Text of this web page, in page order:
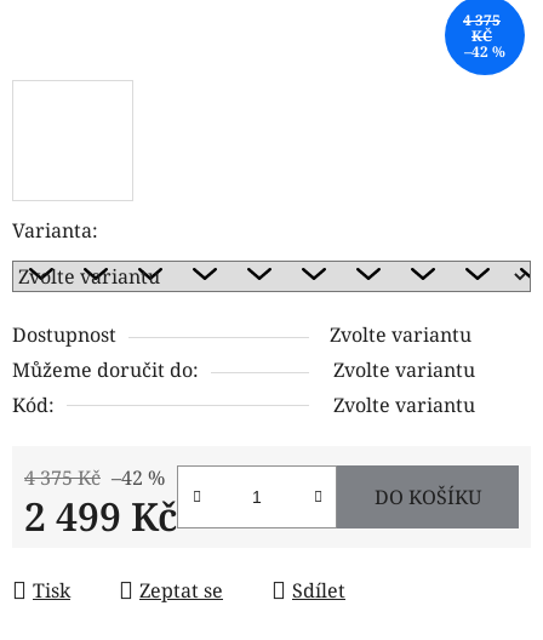
Varianta:
Dostupnost
Zvolte variantu
Můžeme doručit do:
Zvolte variantu
Kód:
Zvolte variantu
4 375 Kč –42 %
2 499 Kč DO KOŠÍKU
Tisk Zeptat se Sdílet
4 375
KČ
–42 %